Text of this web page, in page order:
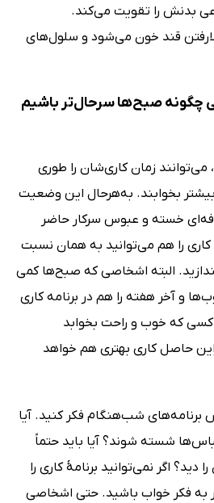
قند خون می‌شود و سلول‌های
چگونه صبح‌ها سرحال‌تر باشیم
می‌توانند زمان کاری‌شان را طوری
بخوابند. به‌هرحال این وضعیت
خسته و عبوس سرکار حاضر
کاری را هم می‌توانید به همان نسبت
البته اشخاصی که صبح‌ها کمی
و آخر هفته را هم در برنامه کاری
کسی که خوب و راحت بخوابد
حاصل کاری بهتری هم خواهد
شب‌هنگام فکر کنید. آیا
شسته شوند؟ آیا باید حتماً
دید؟ اگر نمی‌توانید برنامهٔ کاری را
به فکر خواب باشید. حتی اشخاصی